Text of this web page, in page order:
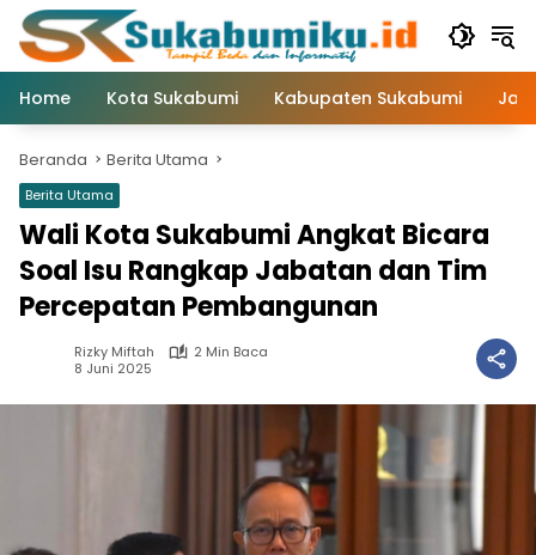
Langsung
konten
Home
Kota Sukabumi Kabupaten Sukabumi
Beranda Berita Utama
Berita Utama
Wali Kota Sukabumi Angkat Bicara
Soal Isu Rangkap Jabatan dan Tim
Percepatan Pembangunan
Rizky Miftah
2 Min Baca
8 Juni 2025